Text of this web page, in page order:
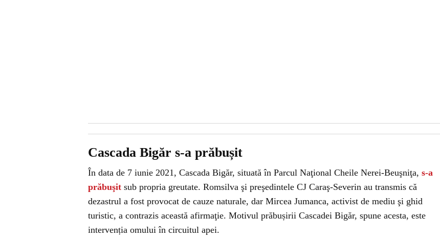
Cascada Bigăr s-a prăbușit
În data de 7 iunie 2021, Cascada Bigăr, situată în Parcul Naţional Cheile Nerei-Beuşniţa, s-a
prăbuşit sub propria greutate. Romsilva şi preşedintele CJ Caraş-Severin au transmis că
dezastrul a fost provocat de cauze naturale, dar Mircea Jumanca, activist de mediu şi ghid
turistic, a contrazis această afirmaţie. Motivul prăbușirii Cascadei Bigăr, spune acesta, este
intervenția omului în circuitul apei.